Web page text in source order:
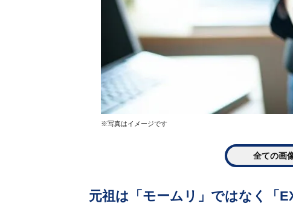
※写真はイメージです
全ての画
元祖は「モームリ」ではなく「